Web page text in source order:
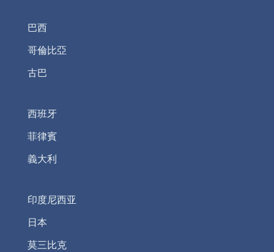
巴西
哥倫比亞
古巴
西班牙
菲律賓
義大利
印度尼西亚
日本
莫三比克